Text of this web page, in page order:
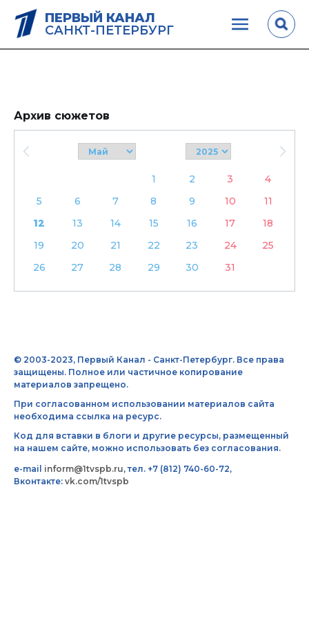
ПЕРВЫЙ КАНАЛ
САНКТ-ПЕТЕРБУРГ
Архив сюжетов
1 2 3
4
5
6 7 8 9 10
11
12
13 14 15 16 17
18
19
20 21 22 23 24
25
26
27 28 29 30 31
© 2003-2023, Первый Канал - Санкт-Петербург. Все права
защищены. Полное или частичное копирование
материалов запрещено.
При согласованном использовании материалов сайта
необходима ссылка на ресурс.
Код для вставки в блоги и другие ресурсы, размещенный
на нашем сайте, можно использовать без согласования.
e-mail inform@1tvspb.ru, тел. +7 (812) 740-60-72,
Вконтакте: vk.com/1tvspb